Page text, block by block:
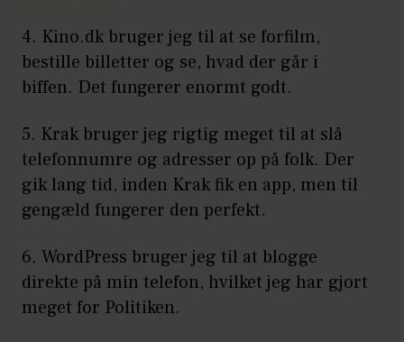
4. Kino.dk bruger jeg til at se forfilm,
bestille billetter og se, hvad der går i
biffen. Det fungerer enormt godt.
5. Krak bruger jeg rigtig meget til at slå
telefonnumre og adresser op på folk. Der
gik lang tid, inden Krak fik en app, men til
gengæld fungerer den perfekt.
6. WordPress bruger jeg til at blogge
direkte på min telefon, hvilket jeg har gjort
meget for Politiken.